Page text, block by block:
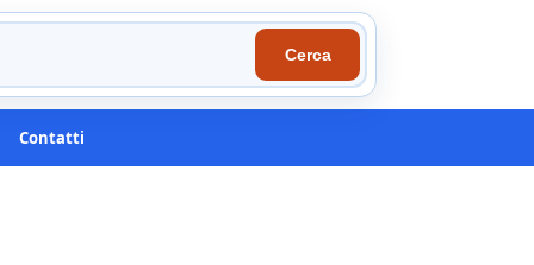
Cerca
Contatti